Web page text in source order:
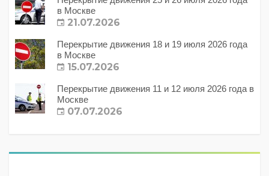
в Москве
21.07.2026
Перекрытие движения 18 и 19 июля 2026 года
в Москве
15.07.2026
Перекрытие движения 11 и 12 июля 2026 года в
Москве
07.07.2026